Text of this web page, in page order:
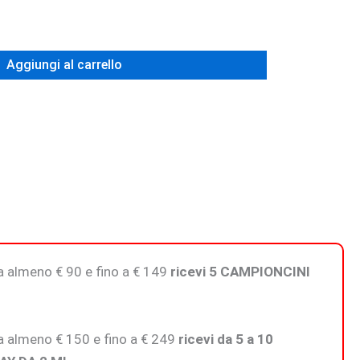
Aggiungi al carrello
€ 90 e fino a € 149 ricevi 5 CAMPIONCINI
€ 150 e fino a € 249 ricevi da 5 a 10